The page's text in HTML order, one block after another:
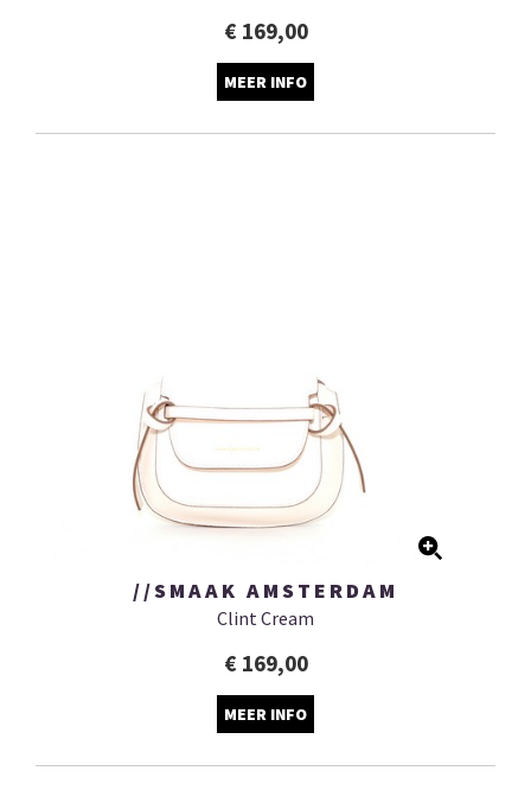
€ 169,00
MEER INFO
//SMAAK AMSTERDAM
Clint Cream
€ 169,00
MEER INFO